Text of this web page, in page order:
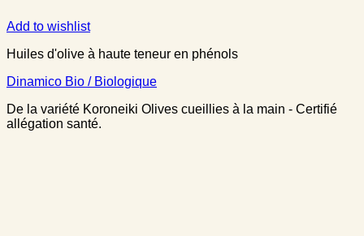
Add to wishlist
Huiles d'olive à haute teneur en phénols
Dinamico Bio / Biologique
De la variété Koroneiki Olives cueillies à la main - Certifié
allégation santé.